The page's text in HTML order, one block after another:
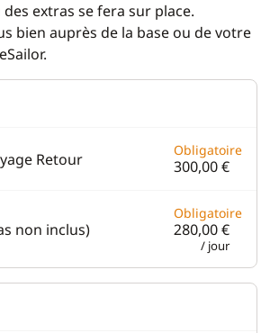
Bossoir électrique
extras se fera sur place.
bien auprès de la base ou de votre
Retour Obligatoire
300,00 €
non inclus)
Obligatoire
280,00 €
/ jour